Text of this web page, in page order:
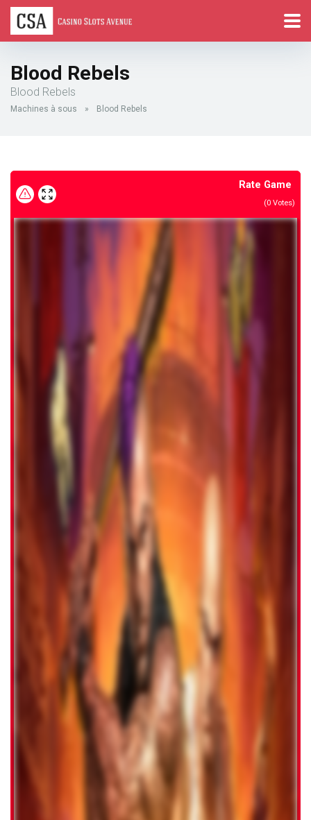
Blood Rebels
Blood Rebels
Machines à sous » Blood Rebels
Rate Game
(0 Votes)